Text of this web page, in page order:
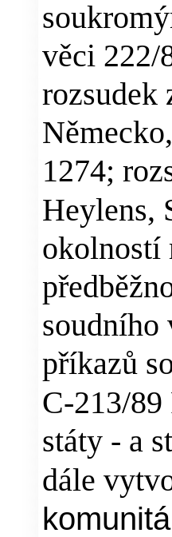
věci 222/
rozsudek
1274;
Heylens,
okolností
soudního
příkazů
C-213/89
státy - a
dále